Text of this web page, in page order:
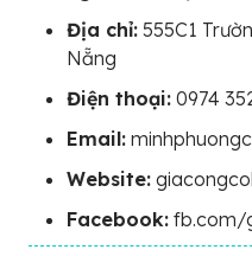
Địa chỉ: 555C1
Nẵng
Điện thoại: 0974
Email:
Website:
Facebook: fb.com/